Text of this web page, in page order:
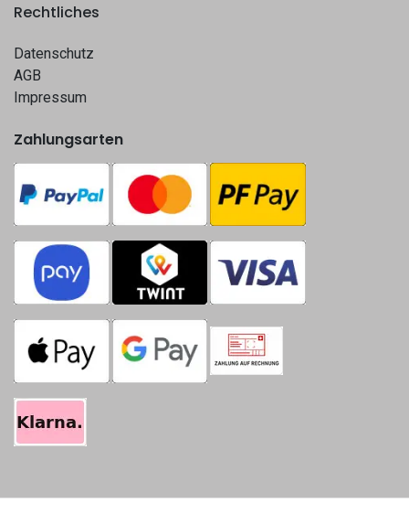
Rechtliches
Datenschutz
AGB
Impressum
Zahlungsarten